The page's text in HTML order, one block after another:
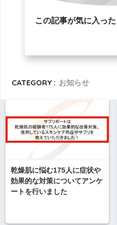
この記事が気に入っ
CATEGORY : お知らせ
乾燥肌に悩む175人に症状や
効果的な対策についてアンケ
ートを行いました